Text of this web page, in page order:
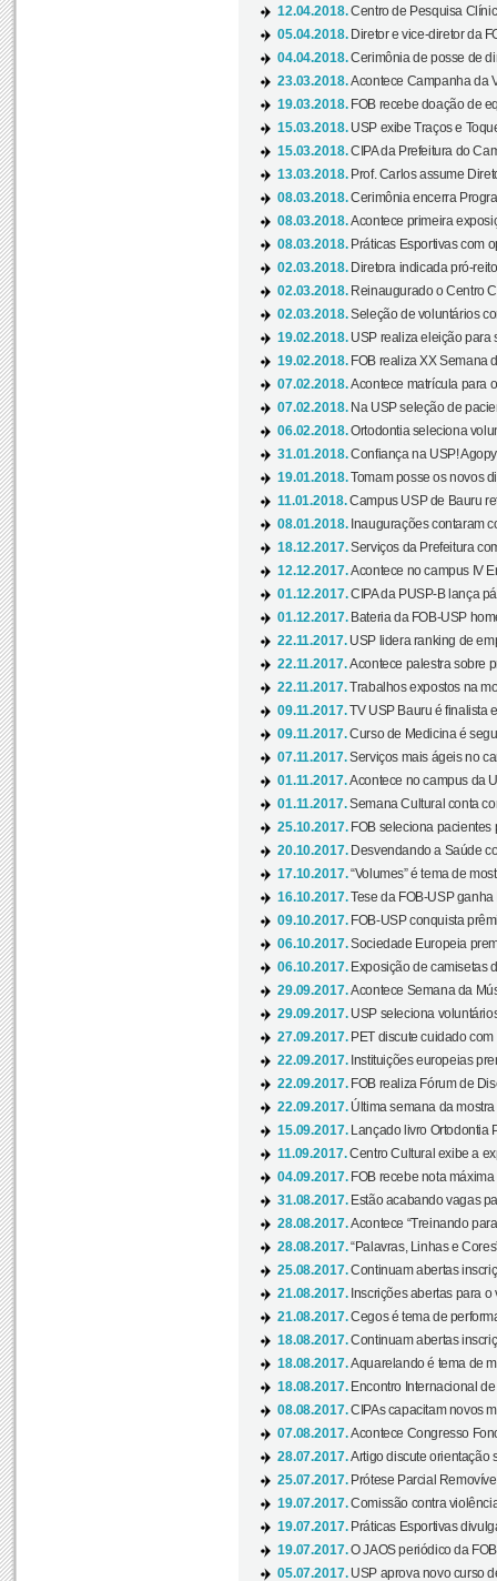
12.04.2018.Centro de Pesquisa
05.04.2018. Diretor e vice-diretor da
04.04.2018.Cerimônia de posse de
23.03.2018.Acontece Campanha da
19.03.2018. FOB recebe doação de
15.03.2018. USP exibe Traços e
15.03.2018.CIPA da Prefeitura do
13.03.2018. Prof. Carlos assume
08.03.2018.Cerimônia encerra
08.03.2018.Acontece primeira
08.03.2018. Práticas Esportivas com
02.03.2018. Diretora indicada pró-
02.03.2018. Reinaugurado o Centro
02.03.2018.Seleção de voluntários
19.02.2018. USP realiza eleição para
19.02.2018. FOB realiza XX Semana
07.02.2018.Acontece matrícula para
07.02.2018. Na USP seleção de
06.02.2018.Ortodontia seleciona
31.01.2018.Confiança na USP!
19.01.2018.Tomam posse os novos
11.01.2018.Campus USP de Bauru
08.01.2018. Inaugurações contaram
18.12.2017.Serviços da Prefeitura
12.12.2017.Acontece no campus IV
01.12.2017.CIPA da PUSP-B lança
01.12.2017. Bateria da FOB-USP
22.11.2017. USP lidera ranking de
22.11.2017.Acontece palestra sobre
22.11.2017.Trabalhos expostos na
09.11.2017.TV USP Bauru é finalista
09.11.2017.Curso de Medicina é
07.11.2017.Serviços mais ágeis no
01.11.2017.Acontece no campus da
01.11.2017.Semana Cultural conta
25.10.2017. FOB seleciona pacientes
20.10.2017. Desvendando a Saúde
17.10.2017.“Volumes” é tema de
16.10.2017.Tese da FOB-USP
09.10.2017. FOB-USP conquista
06.10.2017.Sociedade Europeia
06.10.2017. Exposição de camisetas
29.09.2017.Acontece Semana da
29.09.2017. USP seleciona
27.09.2017. PET discute cuidado
22.09.2017. Instituições europeias
22.09.2017. FOB realiza Fórum de
22.09.2017. Última semana da mostra
15.09.2017.
Lançado livro Ortodontia
11.09.2017.Centro Cultural exibe a
04.09.2017. FOB recebe nota
31.08.2017. Estão acabando vagas
28.08.2017.Acontece “Treinando
28.08.2017.“Palavras, Linhas e
25.08.2017.Continuam abertas
21.08.2017. Inscrições abertas para
21.08.2017.Cegos é tema de
18.08.2017.Continuam abertas
18.08.2017.Aquarelando é tema de
18.08.2017. Encontro Internacional
08.08.2017.CIPAs capacitam novos
07.08.2017.Acontece Congresso
28.07.2017.Artigo discute orientação
25.07.2017. Prótese Parcial
19.07.2017.Comissão contra
19.07.2017. Práticas Esportivas
19.07.2017.O JAOS periódico da
05.07.2017. USP aprova novo curso